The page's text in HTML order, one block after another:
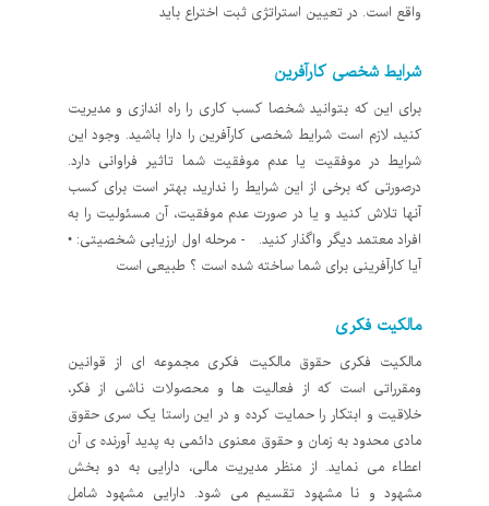
واقع است. در تعیین استراتژی ثبت اختراع باید
شرایط شخصی کارآفرین
برای این که بتوانید شخصا کسب کاری را راه اندازی و مدیریت
کنید، لازم است شرایط شخصی کارآفرین را دارا باشید. وجود این
شرایط در موفقیت یا عدم موفقیت شما تاثیر فراوانی دارد.
درصورتی که برخی از این شرایط را ندارید، بهتر است برای کسب
آنها تلاش کنید و یا در صورت عدم موفقیت، آن مسئولیت را به
افراد معتمد دیگر واگذار کنید. - مرحله اول ارزیابی شخصیتی: •
آیا کارآفرینی برای شما ساخته شده است ؟ طبیعی است
مالکیت فکری
مالکیت فکری حقوق مالکیت فکری مجموعه ای از قوانین
ومقرراتی است که از فعالیت ها و محصولات ناشی از فکر،
خلاقیت و ابتکار را حمایت کرده و در این راستا یک سری حقوق
مادی محدود به زمان و حقوق معنوی دائمی به پدید آورنده ی آن
اعطاء می نماید. از منظر مدیریت مالی، دارایی به دو بخش
مشهود و نا مشهود تقسیم می شود. دارایی مشهود شامل